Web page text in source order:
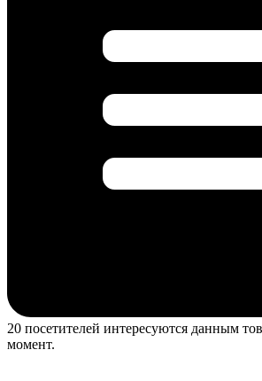
20 посетителей интересуются данным
момент.